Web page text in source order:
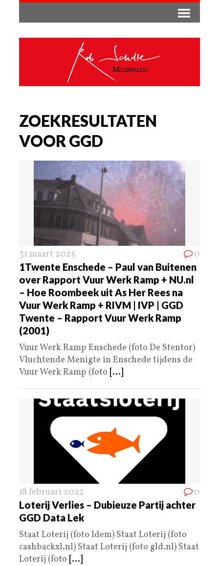
ZOEKRESULTATEN
VOOR GGD
31 maart 2025 0
1Twente Enschede – Paul van Buitenen
over Rapport Vuur Werk Ramp + NU.nl
– Hoe Roombeek uit As Her Rees na
Vuur Werk Ramp + RIVM | IVP | GGD
Twente – Rapport Vuur Werk Ramp
(2001)
Vuur Werk Ramp Enschede (foto De Stentor)
Vluchtende Menigte in Enschede tijdens de
Vuur Werk Ramp (foto [...]
18 februari 2022 0
Loterij Verlies – Dubieuze Partij achter
GGD Data Lek
Staat Loterij (foto Idem) Staat Loterij (foto
cashbackxl.nl) Staat Loterij (foto gld.nl) Staat
Loterij (foto [...]